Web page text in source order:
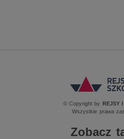
© Copyright by REJSY
Wszystkie prawa
Zobacz